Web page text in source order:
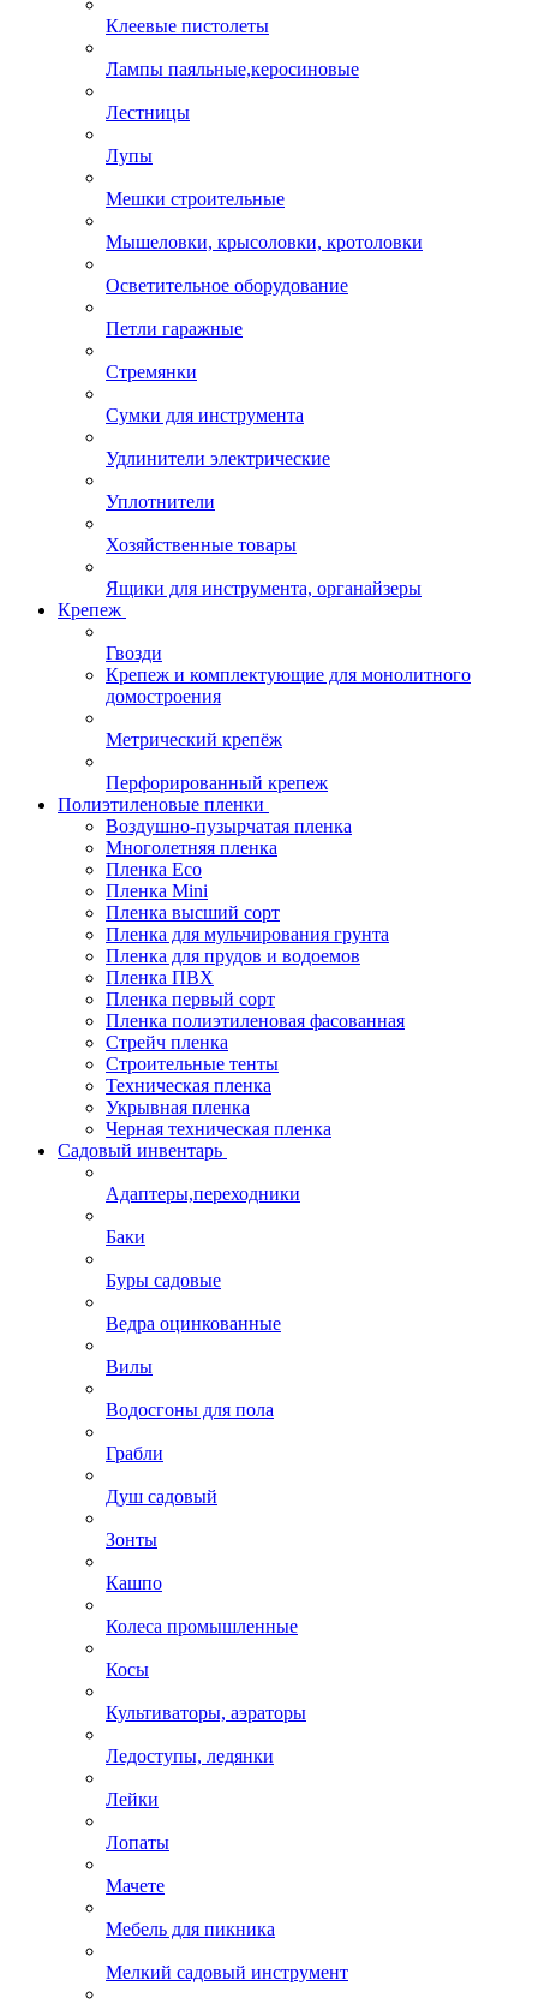
Клеевые пистолеты
Лампы паяльные,керосиновые
Лестницы
Лупы
Мешки строительные
Мышеловки, крысоловки, кротоловки
Осветительное оборудование
Петли гаражные
Стремянки
Сумки для инструмента
Удлинители электрические
Уплотнители
Хозяйственные товары
Ящики для инструмента, органайзеры
Крепеж
Гвозди
Крепеж и комплектующие для монолитного
домостроения
Метрический крепёж
Перфорированный крепеж
Полиэтиленовые пленки
Воздушно-пузырчатая пленка
Многолетняя пленка
Пленка Eco
Пленка Mini
Пленка высший сорт
Пленка для мульчирования грунта
Пленка для прудов и водоемов
Пленка ПВХ
Пленка первый сорт
Пленка полиэтиленовая фасованная
Стрейч пленка
Строительные тенты
Техническая пленка
Укрывная пленка
Черная техническая пленка
Садовый инвентарь
Адаптеры,переходники
Баки
Буры садовые
Ведра оцинкованные
Вилы
Водосгоны для пола
Грабли
Душ садовый
Зонты
Кашпо
Колеса промышленные
Косы
Культиваторы, аэраторы
Ледоступы, ледянки
Лейки
Лопаты
Мачете
Мебель для пикника
Мелкий садовый инструмент